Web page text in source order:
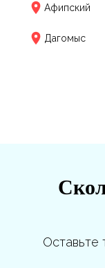
Афипский
Дагомыс
Оставьте